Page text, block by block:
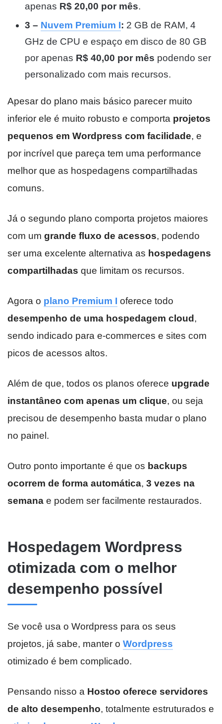
apenas R$ 20,00 por mês.
3 – Nuvem Premium I: 2 GB de RAM, 4
GHz de CPU e espaço em disco de 80 GB
por apenas R$ 40,00 por mês podendo ser
personalizado com mais recursos.
Apesar do plano mais básico parecer muito
inferior ele é muito robusto e comporta projetos
pequenos em Wordpress com facilidade, e
por incrível que pareça tem uma performance
melhor que as hospedagens compartilhadas
comuns.
Já o segundo plano comporta projetos maiores
com um grande fluxo de acessos, podendo
ser uma excelente alternativa as hospedagens
compartilhadas que limitam os recursos.
Agora o plano Premium I oferece todo
desempenho de uma hospedagem cloud,
sendo indicado para e-commerces e sites com
picos de acessos altos.
Além de que, todos os planos oferece upgrade
instantâneo com apenas um clique, ou seja
precisou de desempenho basta mudar o plano
no painel.
Outro ponto importante é que os backups
ocorrem de forma automática, 3 vezes na
semana e podem ser facilmente restaurados.
Hospedagem Wordpress
otimizada com o melhor
desempenho possível
Se você usa o Wordpress para os seus
projetos, já sabe, manter o Wordpress
otimizado é bem complicado.
Pensando nisso a Hostoo oferece servidores
de alto desempenho, totalmente estruturados e